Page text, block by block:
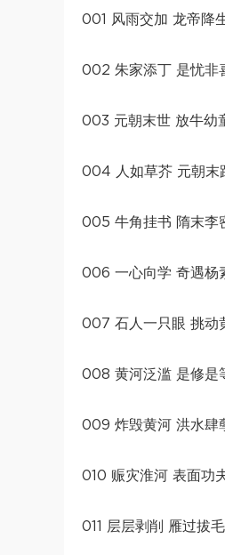
001 风雨交加 龙帝降
002 朱家添丁 是忧非
003 元朝末世 放牛幼
004 人如草芥 元朝末
005 牛角挂书 隋末李
006 一心向学 奇遇杨
007 石人一只眼 挑动
008 黄河泛滥 是修是
009 炸毁黄河 洪水肆
010 赈灾淮河 表面功
011 层层剥削 雁过拔